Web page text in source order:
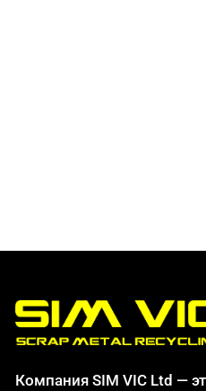
Компания SIM VIC Ltd —